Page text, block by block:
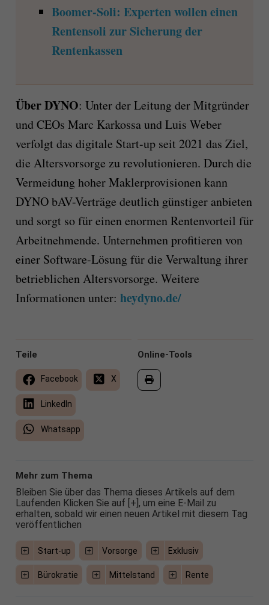
Boomer-Soli: Experten wollen einen
Rentensoli zur Sicherung der
Rentenkassen
Über DYNO: Unter der Leitung der Mitgründer
und CEOs Marc Karkossa und Luis Weber
verfolgt das digitale Start-up seit 2021 das Ziel,
die Altersvorsorge zu revolutionieren. Durch die
Vermeidung hoher Maklerprovisionen kann
DYNO bAV-Verträge deutlich günstiger anbieten
und sorgt so für einen enormen Rentenvorteil für
Arbeitnehmende. Unternehmen profitieren von
einer Software-Lösung für die Verwaltung ihrer
betrieblichen Altersvorsorge. Weitere
Informationen unter: heydyno.de/
Online-Tools
Teile
Facebook X
LinkedIn
Whatsapp
Mehr zum Thema
Bleiben Sie über das Thema dieses Artikels auf dem
Laufenden Klicken Sie auf [+], um eine E-Mail zu
erhalten, sobald wir einen neuen Artikel mit diesem Tag
veröffentlichen
Start-up Vorsorge Exklusiv
Bürokratie Mittelstand Rente